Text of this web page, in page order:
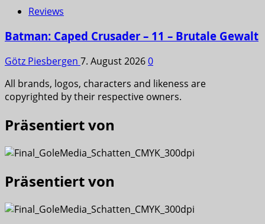
Reviews
Batman: Caped Crusader – 11 – Brutale Gewalt
Götz Piesbergen 7. August 20260
All brands, logos, characters and likeness are
copyrighted by their respective owners.
Präsentiert von
Präsentiert von